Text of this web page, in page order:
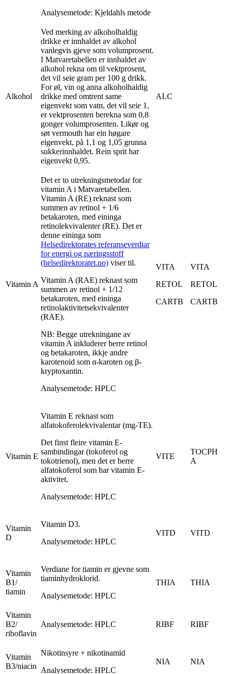
Analysemetode: Kjeldahls metode
Alkohol
Ved merking av alkoholhaldig
drikke er innhaldet av alkohol
vanlegvis gjeve som volumprosent.
I Matvaretabellen er innhaldet av
alkohol rekna om til vektprosent,
det vil seie gram per 100 g drikk.
For øl, vin og anna alkoholhaldig
drikke med omtrent same
eigenvekt som vatn, det vil seie 1,
er vektprosenten berekna som 0,8
gonger volumprosenten. Likør og
søt vermouth har ein høgare
eigenvekt, på 1,1 og 1,05 grunna
sukkerinnhaldet. Rein sprit har
eigenvekt 0,95.
ALC
Vitamin A
Det er to utrekningsmetodar for
vitamin A i Matvaretabellen.
Vitamin A (RE) reknast som
summen av retinol + 1/6
betakaroten, med eininga
retinolekvivalenter (RE). Det er
denne eininga som
Helsedirektorates referanseverdiar
for energi og næringsstoff
(helsedirektoratet.no) viser til.
Vitamin A (RAE) reknast som
summen av retinol + 1/12
betakaroten, med eininga
retinolaktivitetsekvivalenter
(RAE).
NB: Begge utrekningane av
vitamin A inkluderer berre retinol
og betakaroten, ikkje andre
karotenoid som α-karoten og β-
kryptoxantin.
Analysemetode: HPLC
VITA
RETOL
CARTB
VITA
RETOL
CARTB
Vitamin E
Vitamin E reknast som
alfatokoferolekvivalentar (mg-TE).
Det finst fleire vitamin E-
sambindingar (tokoferol og
tokotrienol), men det er berre
alfatokoferol som har vitamin E-
aktivitet.
Analysemetode: HPLC
VITE
TOCPH
A
Vitamin
D
Vitamin D3.
Analysemetode: HPLC
VITD VITD
Vitamin
B1/
tiamin
Verdiane for tiamin er gjevne som
tiaminhydroklorid.
Analysemetode: HPLC
THIA THIA
Vitamin
B2/
riboflavin
Analysemetode: HPLC RIBF RIBF
Vitamin
B3/niacin
Nikotinsyre + nikotinamid
Analysemetode: HPLC
NIA NIA